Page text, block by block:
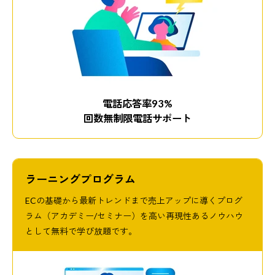
電話応答率93%
回数無制限電話サポート
ラーニングプログラム
ECの基礎から最新トレンドまで売上アップに導くプログ
ラム（アカデミー/セミナー）を高い再現性あるノウハウ
として無料で学び放題です。